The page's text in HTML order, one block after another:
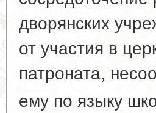
дворянских
от участия в
патроната,
ему по языку